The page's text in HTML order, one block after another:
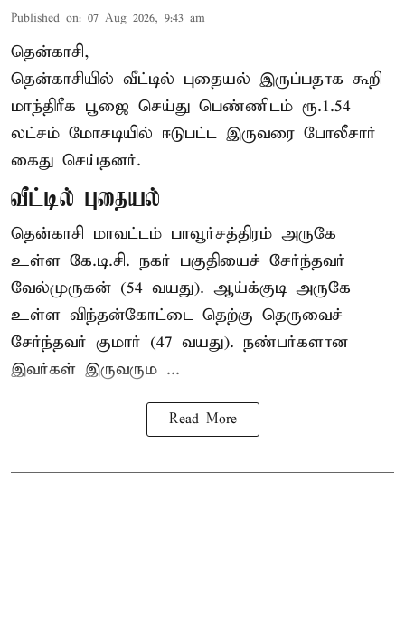
Published on: 07 Aug 2026, 9:43 am
தென்காசி,
தென்காசியில் வீட்டில் புதையல் இருப்பதாக கூறி
மாந்திரீக பூஜை செய்து பெண்ணிடம் ரூ.1.54
லட்சம் மோசடியில் ஈடுபட்ட இருவரை போலீசார்
கைது செய்தனர்.
வீட்டில் புதையல்
தென்காசி மாவட்டம் பாவூர்சத்திரம் அருகே
உள்ள கே.டி.சி. நகர் பகுதியைச் சேர்ந்தவர்
வேல்முருகன் (54 வயது). ஆய்க்குடி அருகே
உள்ள விந்தன்கோட்டை தெற்கு தெருவைச்
சேர்ந்தவர் குமார் (47 வயது). நண்பர்களான
இவர்கள் இருவரும ...
Read More